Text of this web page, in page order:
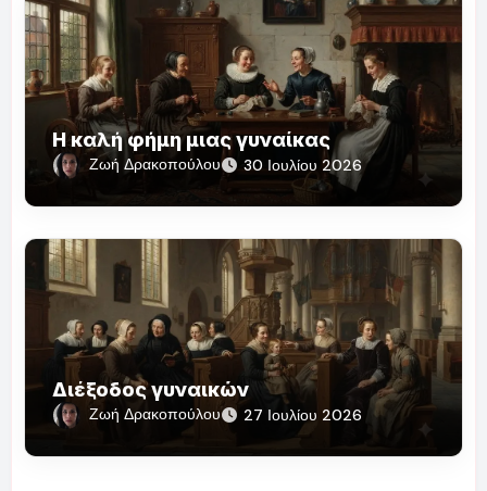
Η καλή φήμη μιας γυναίκας
Ζωή Δρακοπούλου 30 Ιουλίου 2026
Διέξοδος γυναικών
Ζωή Δρακοπούλου 27 Ιουλίου 2026